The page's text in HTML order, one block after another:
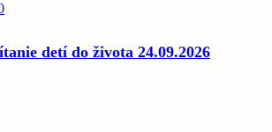
detí do života 24.09.2026